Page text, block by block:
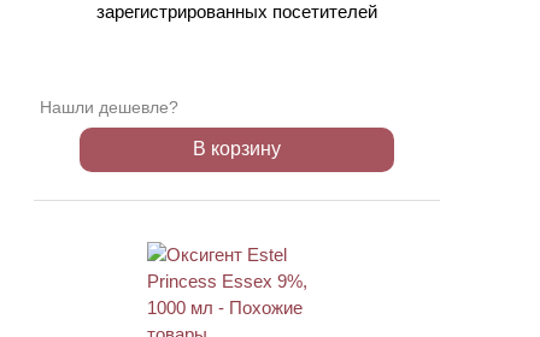
зарегистрированных посетителей
Нашли дешевле?
В корзину